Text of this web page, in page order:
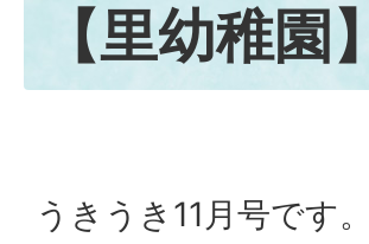
【里幼稚園】
うきうき11月号です